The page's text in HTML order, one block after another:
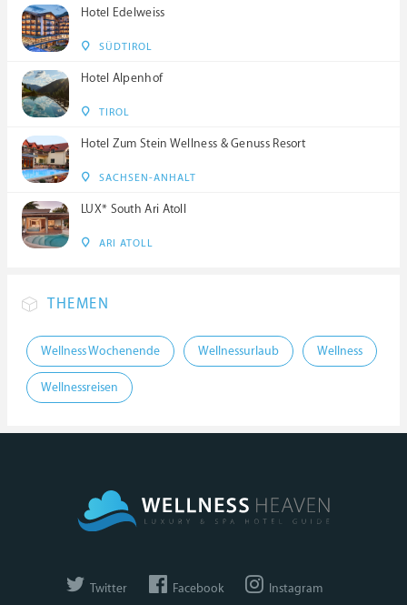
Hotel Edelweiss
SÜDTIROL
Hotel Alpenhof
TIROL
Hotel Zum Stein Wellness & Genuss Resort
SACHSEN-ANHALT
LUX* South Ari Atoll
ARI ATOLL
THEMEN
Wellness Wochenende Wellnessurlaub Wellness
Wellnessreisen
Twitter Facebook Instagram